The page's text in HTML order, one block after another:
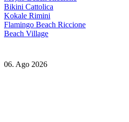
Bikini Cattolica
Kokale Rimini
Flamingo Beach Riccione
Beach Village
06. Ago 2026